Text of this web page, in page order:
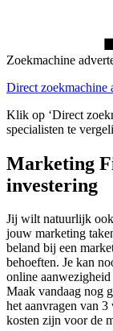
Zoekmachine
Direct zoekmachine
Klik op ‘Direct
specialisten te
Marketing
investering
Jij wilt natuurlijk
jouw marketing
beland bij een
behoeften. Je kan
online
Maak vandaag nog
het aanvragen van
kosten zijn voor de